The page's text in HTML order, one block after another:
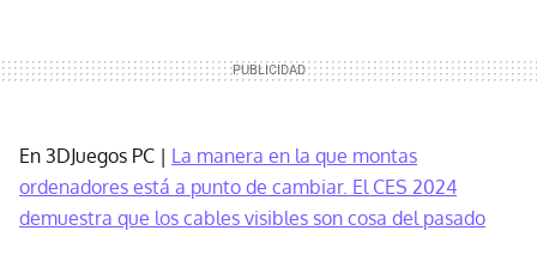
En 3DJuegos PC | La manera en la que montas
ordenadores está a punto de cambiar. El CES 2024
demuestra que los cables visibles son cosa del pasado